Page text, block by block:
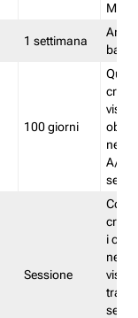
1 settimana
100 giorni
nel
A/B.
Sessione
i
nel